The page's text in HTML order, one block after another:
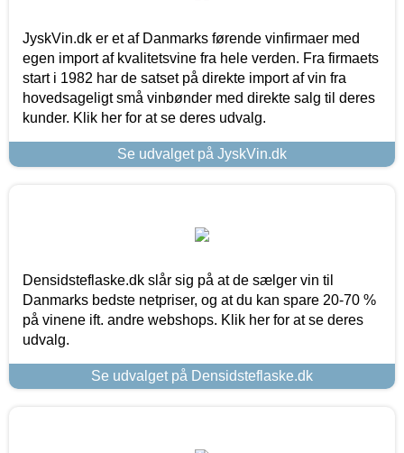
JyskVin.dk er et af Danmarks førende vinfirmaer med
egen import af kvalitetsvine fra hele verden. Fra firmaets
start i 1982 har de satset på direkte import af vin fra
hovedsageligt små vinbønder med direkte salg til deres
kunder. Klik her for at se deres udvalg.
Se udvalget på JyskVin.dk
Densidsteflaske.dk slår sig på at de sælger vin til
Danmarks bedste netpriser, og at du kan spare 20-70 %
på vinene ift. andre webshops. Klik her for at se deres
udvalg.
Se udvalget på Densidsteflaske.dk